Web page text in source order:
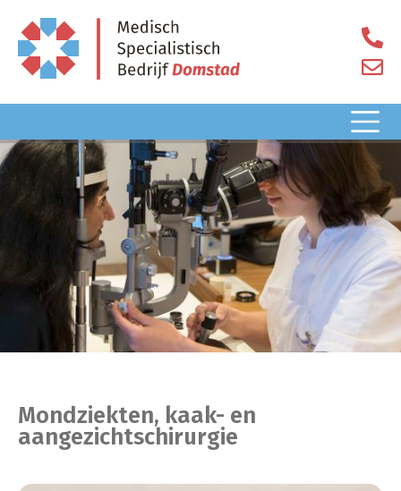
Mondziekten, kaak- en
aangezichtschirurgie